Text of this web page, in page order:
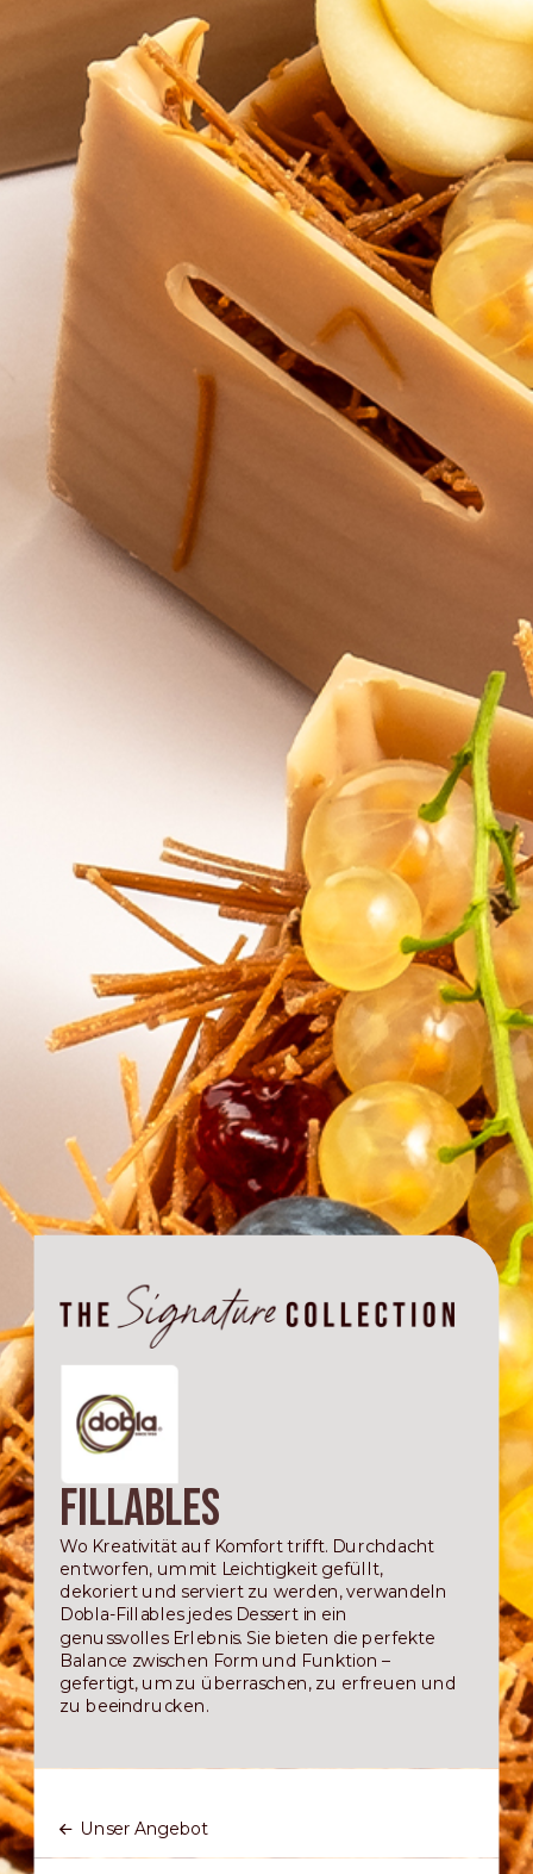
Fillables
Wo Kreativität auf Komfort trifft. Durchdacht
entworfen, um mit Leichtigkeit gefüllt,
dekoriert und serviert zu werden, verwandeln
Dobla-Fillables jedes Dessert in ein
genussvolles Erlebnis. Sie bieten die perfekte
Balance zwischen Form und Funktion –
gefertigt, um zu überraschen, zu erfreuen und
zu beeindrucken.
Unser Angebot